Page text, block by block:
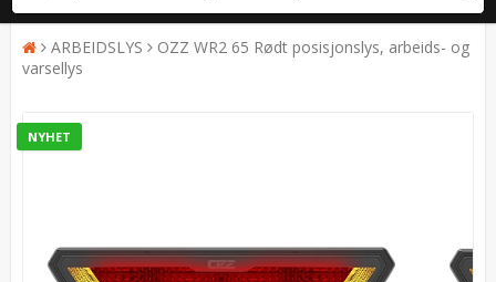
ARBEIDSLYS
OZZ WR2 65 Rødt posisjonslys, arbeids- og
varsellys
NYHET